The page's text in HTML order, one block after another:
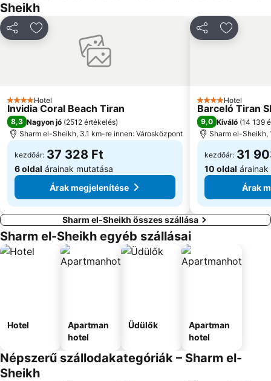
Sheikh
MegosztásHozzáadás a kedvencekhez
4 Kategória
Hotel
Invidia Coral Beach Tiran
8,3 Nagyon jó (2512 értékelés)
Sharm el-Sheikh, 3.1 km-re innen: Városközpont
kezdőár: 37 328 Ft
6 oldal árainak mutatása
Árak megjelenítése
Megosztás
4 Kategória
Hotel
Barceló Tiran
9,0 Kiváló (14 139
Sharm el-Sheikh,
kezdőár: 31
10 oldal árainak
Árak
Sharm el-Sheikh összes szállása
Sharm el-Sheikh egyéb szállásai
Hotel
Apartman
hotel
Üdülők
Apartman
hotel
Népszerű szállodakategóriák – Sharm el-
Sheikh